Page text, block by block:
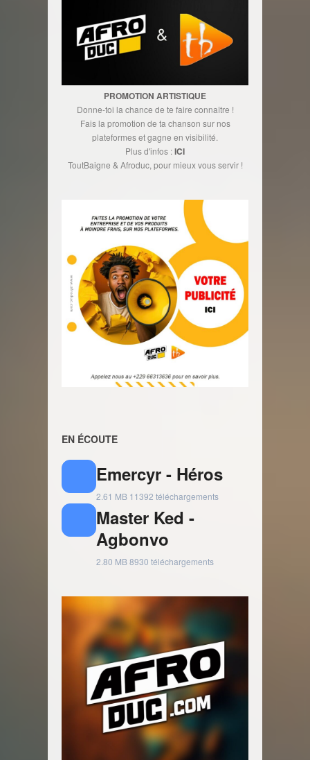
PROMOTION ARTISTIQUE
Donne-toi la chance de te faire connaître !
Fais la promotion de ta chanson sur nos
plateformes et gagne en visibilité.
Plus d'infos :ICI
ToutBaigne & Afroduc, pour mieux vous servir !
EN ÉCOUTE
Emercyr - Héros
2.61 MB 11392 téléchargements
Master Ked -
Agbonvo
2.80 MB8930 téléchargements